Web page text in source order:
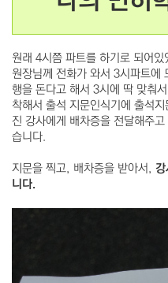
원래 4시쯤 파트를 하기로 되어
원장님께 전화가 와서 3시파트에
행을 돈다고 해서 3시에 딱 맞춰
착해서 출석 지문인식기에 출석
진 강사에게 배차증을 전달해주
습니다.
지문을 찍고, 배차증을 받아서, 강
니다.